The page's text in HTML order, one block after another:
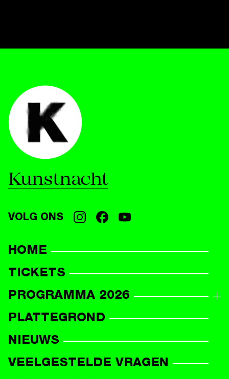
Kunstnacht
VOLG ONS
HOME
TICKETS
PROGRAMMA 2026
PLATTEGROND
NIEUWS
VEELGESTELDE VRAGEN